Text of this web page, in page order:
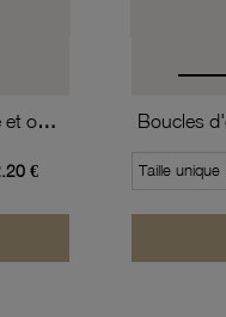
Boucles d'oreilles en argent rhodié et oxydes de zirconium
€ Taille unique